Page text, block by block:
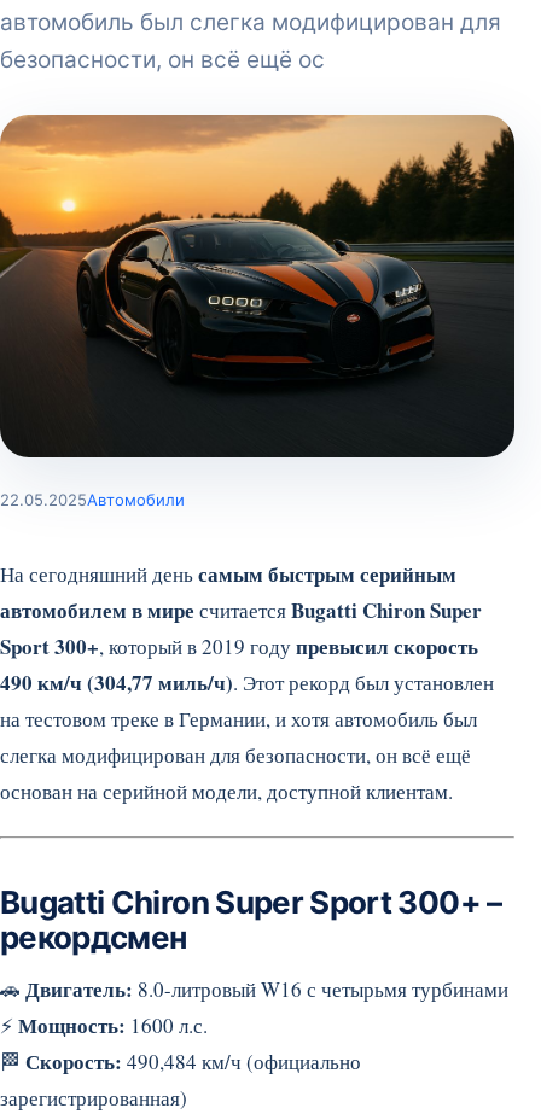
автомобиль был слегка модифицирован для
безопасности, он всё ещё ос
22.05.2025Автомобили
На сегодняшний деньсамым быстрым серийным
автомобилем в мире считаетсяBugatti Chiron Super
Sport 300+, который в 2019 годупревысил скорость
490 км/ч (304,77 миль/ч). Этот рекорд был установлен
на тестовом треке в Германии, и хотя автомобиль был
слегка модифицирован для безопасности, он всё ещё
основан на серийной модели, доступной клиентам.
Bugatti Chiron Super Sport 300+ –
рекордсмен
🚗 Двигатель: 8.0-литровый W16 с четырьмя турбинами
⚡ Мощность: 1600 л.с.
🏁 Скорость: 490,484 км/ч (официально
зарегистрированная)